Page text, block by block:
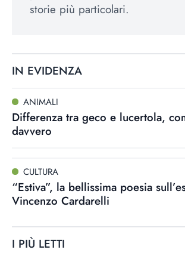
storie più particolari.
IN EVIDENZA
ANIMALI
Differenza tra geco e lucertola,
davvero
CULTURA
“Estiva”, la bellissima poesia
Vincenzo Cardarelli
I PIÙ LETTI